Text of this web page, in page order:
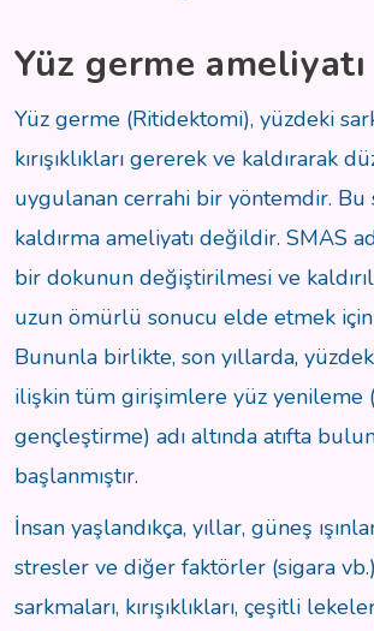
Yüz germe
Yüz germe (Ritidektomi), yüzdeki
kırışıklıkları gererek ve kaldırarak
uygulanan cerrahi bir yöntemdir. Bu
kaldırma ameliyatı değildir. SMAS
bir dokunun değiştirilmesi ve
uzun ömürlü sonucu elde etmek için
Bununla birlikte, son yıllarda,
ilişkin tüm girişimlere yüz yenileme
gençleştirme) adı altında atıfta
başlanmıştır.
İnsan yaşlandıkça, yıllar, güneş
stresler ve diğer faktörler (sigara
sarkmaları, kırışıklıkları, çeşitli